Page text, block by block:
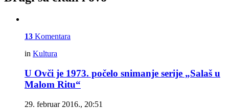
13 Komentara
in Kultura
U Ovči je 1973. počelo snimanje serije „Salaš u
Malom Ritu“
29. februar 2016., 20:51